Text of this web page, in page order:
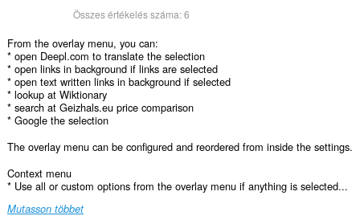
Összes értékelés száma:6
From the overlay menu, you can:
* open Deepl.com to translate the selection
* open links in background if links are selected
* open text written links in background if selected
* lookup at Wiktionary
* search at Geizhals.eu price comparison
* Google the selection
The overlay menu can be configured and reordered from inside the settings.
Context menu
* Use all or custom options from the overlay menu if anything is selected...
Mutasson többet